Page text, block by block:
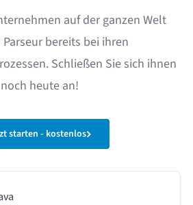
auf der ganzen Welt
bereits bei ihren
Schließen Sie sich ihnen
noch heute an!
starten - kostenlos